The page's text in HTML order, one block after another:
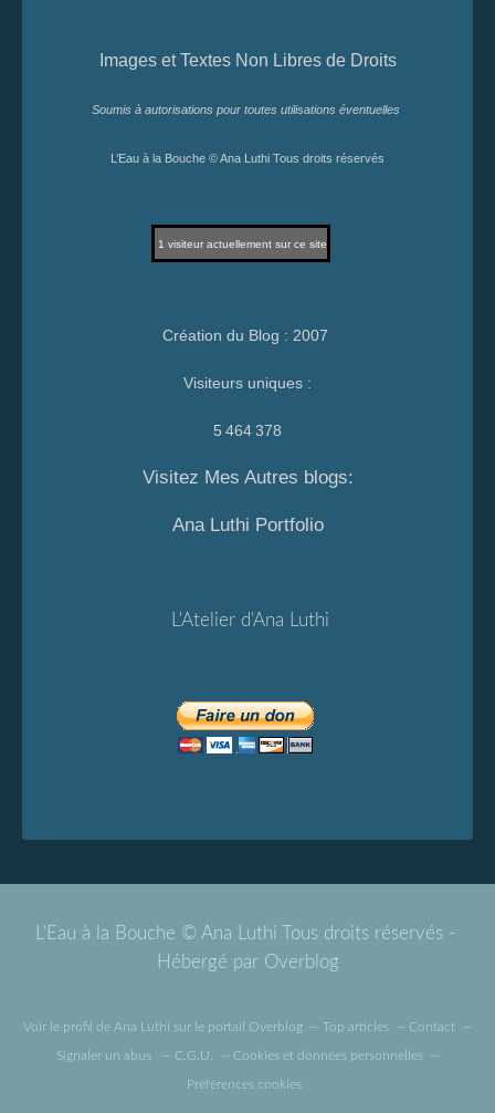
Images et Textes Non Libres de Droits
Soumis à autorisations pour toutes utilisations éventuelles
L’Eau à la Bouche © Ana Luthi Tous droits réservés
1 visiteur actuellement sur ce site
Création du Blog : 2007
Visiteurs uniques :
5 464 378
Visitez Mes Autres blogs:
Ana Luthi Portfolio
L'Atelier d'Ana Luthi
L'Eau à la Bouche © Ana Luthi Tous droits réservés -
Hébergé par Overblog
Voir le profil de Ana Luthi sur le portail Overblog Top articles Contact
Signaler un abus C.G.U. Cookies et données personnelles
Préférences cookies